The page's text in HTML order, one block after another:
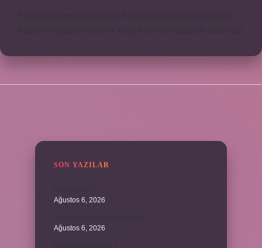
SON YAZILAR
Ağustos 6, 2026
Ağustos 6, 2026